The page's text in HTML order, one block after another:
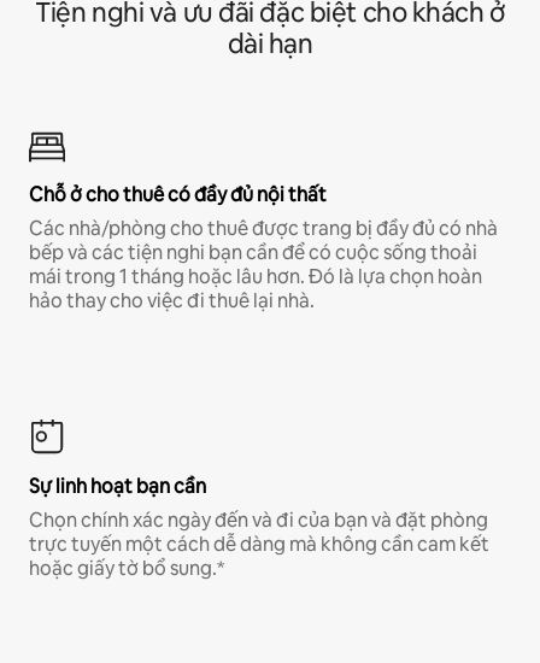
Tiện nghi và ưu đãi đặc biệt cho khách ở
dài hạn
Chỗ ở cho thuê có đầy đủ nội thất
Các nhà/phòng cho thuê được trang bị đầy đủ có nhà
bếp và các tiện nghi bạn cần để có cuộc sống thoải
mái trong 1 tháng hoặc lâu hơn. Đó là lựa chọn hoàn
hảo thay cho việc đi thuê lại nhà.
Sự linh hoạt bạn cần
Chọn chính xác ngày đến và đi của bạn và đặt phòng
trực tuyến một cách dễ dàng mà không cần cam kết
hoặc giấy tờ bổ sung.*